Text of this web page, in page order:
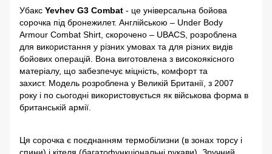
Убакс Yevhev G3 Combat - це універсальна бойова
сорочка під бронежилет. Англійською – Under Body
Armour Combat Shirt, скорочено – UBACS, розроблена
для використання у різних умовах та для різних видів
бойових операцій. Вона виготовлена з високоякісного
матеріалу, що забезпечує міцність, комфорт та
захист. Модель розроблена у Великій Британії, з 2007
року і по сьогодні використовується як військова форма в
британській армії.
Ця сорочка є поєднанням термобілизни (в зонах торсу і